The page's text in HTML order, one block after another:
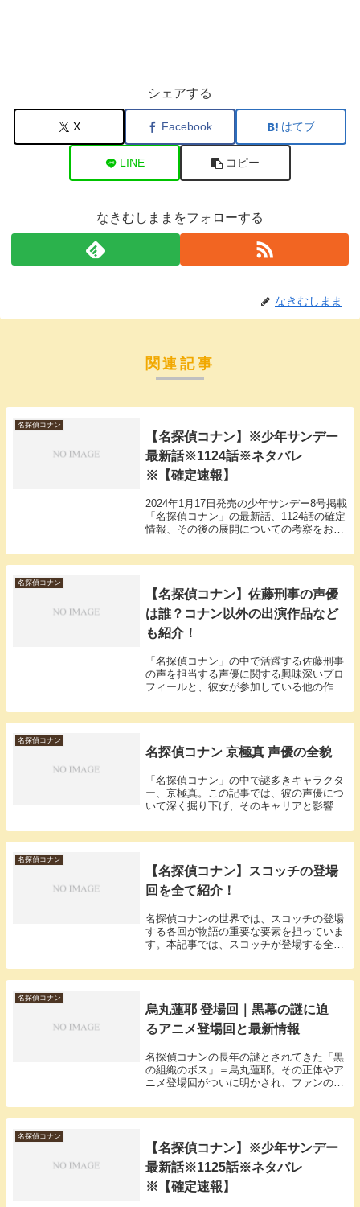
シェアする
X Facebook はてブ
LINE コピー
なきむしままをフォローする
なきむしまま
関連記事
名探偵コナン
【名探偵コナン】※少年サンデー
最新話※1124話※ネタバレ
※【確定速報】
2024年1月17日発売の少年サンデー8号掲載
「名探偵コナン」の最新話、1124話の確定
情報、その後の展開についての考察をお届
名探偵コナン
【名探偵コナン】佐藤刑事の声優
は誰？コナン以外の出演作品など
も紹介！
「名探偵コナン」の中で活躍する佐藤刑事
の声を担当する声優に関する興味深いプロ
フィールと、彼女が参加している他の作品
通じて、声優の多彩な才能と彼女の声が生
み出す魅力に迫ります。声優のプロフィー
名探偵コナン
名探偵コナン 京極真 声優の全貌
「名探偵コナン」の中で謎多きキャラクタ
ー、京極真。この記事では、彼の声優につ
いて深く掘り下げ、そのキャリアと影響力
極真の声を担当している声優の基本情報と
経歴を紹介します。声優のプロフィール京
名探偵コナン
【名探偵コナン】スコッチの登場
回を全て紹介！
名探偵コナンの世界では、スコッチの登場
する各回が物語の重要な要素を担っていま
す。本記事では、スコッチが登場する全エ
影響を深く掘り下げます。スコッチの主要
登場回一覧スコッチは名探偵コナンの中
名探偵コナン
烏丸蓮耶 登場回｜黒幕の謎に迫
るアニメ登場回と最新情報
名探偵コナンの長年の謎とされてきた「黒
の組織のボス」＝烏丸蓮耶。その正体やア
ニメ登場回がついに明かされ、ファンの間
は、彼の登場回や考察、最新話の動向まで
を詳しく解説し、あなたの疑問に全力で寄
名探偵コナン
【名探偵コナン】※少年サンデー
最新話※1125話※ネタバレ
※【確定速報】